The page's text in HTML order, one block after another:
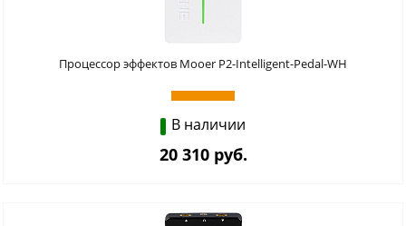
Процессор эффектов Mooer P2-Intelligent-Pedal-WH
В наличии
20 310 руб.